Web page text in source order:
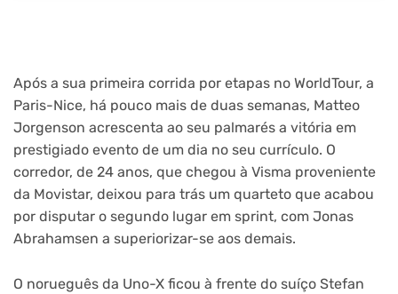
Após a sua primeira corrida por etapas no WorldTour, a
Paris-Nice, há pouco mais de duas semanas, Matteo
Jorgenson acrescenta ao seu palmarés a vitória em
prestigiado evento de um dia no seu currículo. O
corredor, de 24 anos, que chegou à Visma proveniente
da Movistar, deixou para trás um quarteto que acabou
por disputar o segundo lugar em sprint, com Jonas
Abrahamsen a superiorizar-se aos demais.
O norueguês da Uno-X ficou à frente do suíço Stefan